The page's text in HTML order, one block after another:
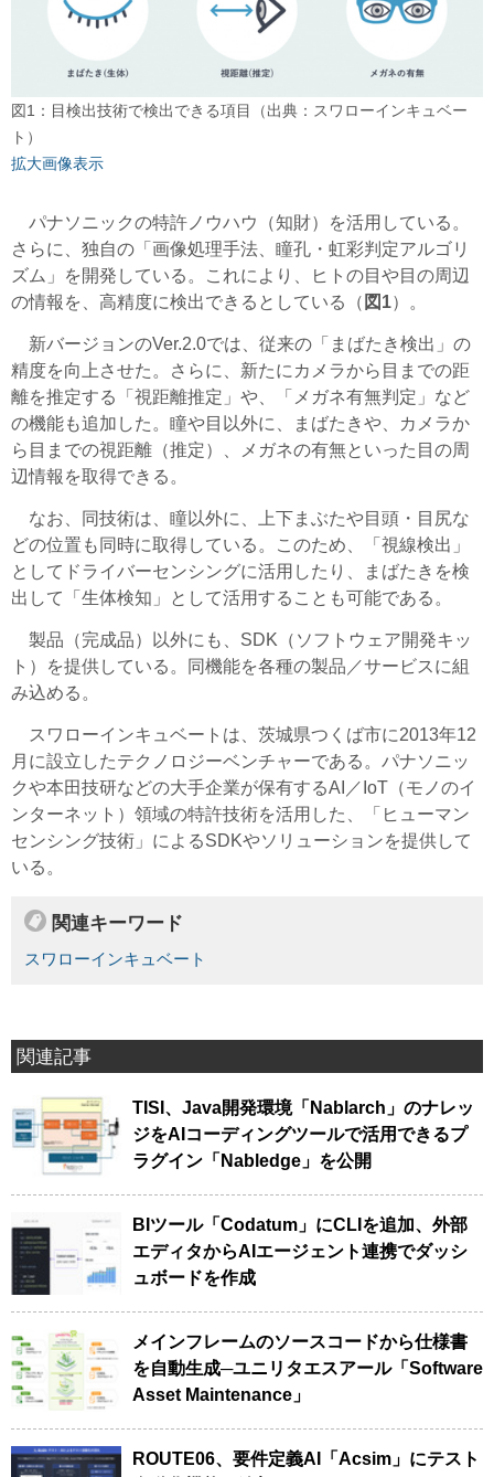
図1：目検出技術で検出できる項目（出典：スワローインキュベー
ト）
拡大画像表示
パナソニックの特許ノウハウ（知財）を活用している。
さらに、独自の「画像処理手法、瞳孔・虹彩判定アルゴリ
ズム」を開発している。これにより、ヒトの目や目の周辺
の情報を、高精度に検出できるとしている（ 図1）。
新バージョンのVer.2.0では、従来の「まばたき検出」の
精度を向上させた。さらに、新たにカメラから目までの距
離を推定する「視距離推定」や、「メガネ有無判定」など
の機能も追加した。瞳や目以外に、まばたきや、カメラか
ら目までの視距離（推定）、メガネの有無といった目の周
辺情報を取得できる。
なお、同技術は、瞳以外に、上下まぶたや目頭・目尻な
どの位置も同時に取得している。このため、「視線検出」
としてドライバーセンシングに活用したり、まばたきを検
出して「生体検知」として活用することも可能である。
製品（完成品）以外にも、SDK（ソフトウェア開発キッ
ト）を提供している。同機能を各種の製品／サービスに組
み込める。
スワローインキュベートは、茨城県つくば市に2013年12
月に設立したテクノロジーベンチャーである。パナソニッ
クや本田技研などの大手企業が保有するAI／IoT（モノのイ
ンターネット）領域の特許技術を活用した、「ヒューマン
センシング技術」によるSDKやソリューションを提供して
いる。
関連キーワード
スワローインキュベート
関連記事
TISI、Java開発環境「Nablarch」のナレッ
ジをAIコーディングツールで活用できるプ
ラグイン「Nabledge」を公開
BIツール「Codatum」にCLIを追加、外部
エディタからAIエージェント連携でダッシ
ュボードを作成
メインフレームのソースコードから仕様書
を自動生成─ユニリタエスアール「Software
Asset Maintenance」
ROUTE06、要件定義AI「Acsim」にテスト